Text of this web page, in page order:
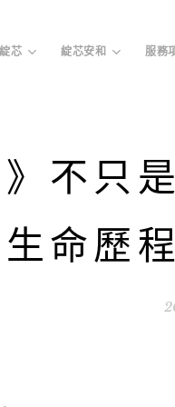
綻芯 綻芯安和 服務
不只
命歷